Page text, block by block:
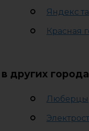
Яндекс
Красная
других
Люберцы